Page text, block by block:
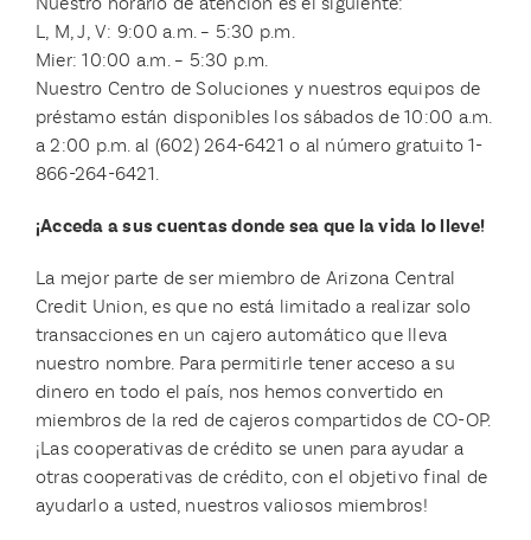
L, M, J, V: 9:00 a.m. – 5:30 p.m.
Mier: 10:00 a.m. – 5:30 p.m.
Nuestro Centro de Soluciones y nuestros equipos de
préstamo están disponibles los sábados de 10:00 a.m.
a 2:00 p.m. al (602) 264-6421 o al número gratuito 1-
866-264-6421.
¡Acceda a sus cuentas donde sea que la vida lo lleve!
La mejor parte de ser miembro de Arizona Central
Credit Union, es que no está limitado a realizar solo
transacciones en un cajero automático que lleva
nuestro nombre. Para permitirle tener acceso a su
dinero en todo el país, nos hemos convertido en
miembros de la red de cajeros compartidos de CO-OP.
¡Las cooperativas de crédito se unen para ayudar a
otras cooperativas de crédito, con el objetivo final de
ayudarlo a usted, nuestros valiosos miembros!